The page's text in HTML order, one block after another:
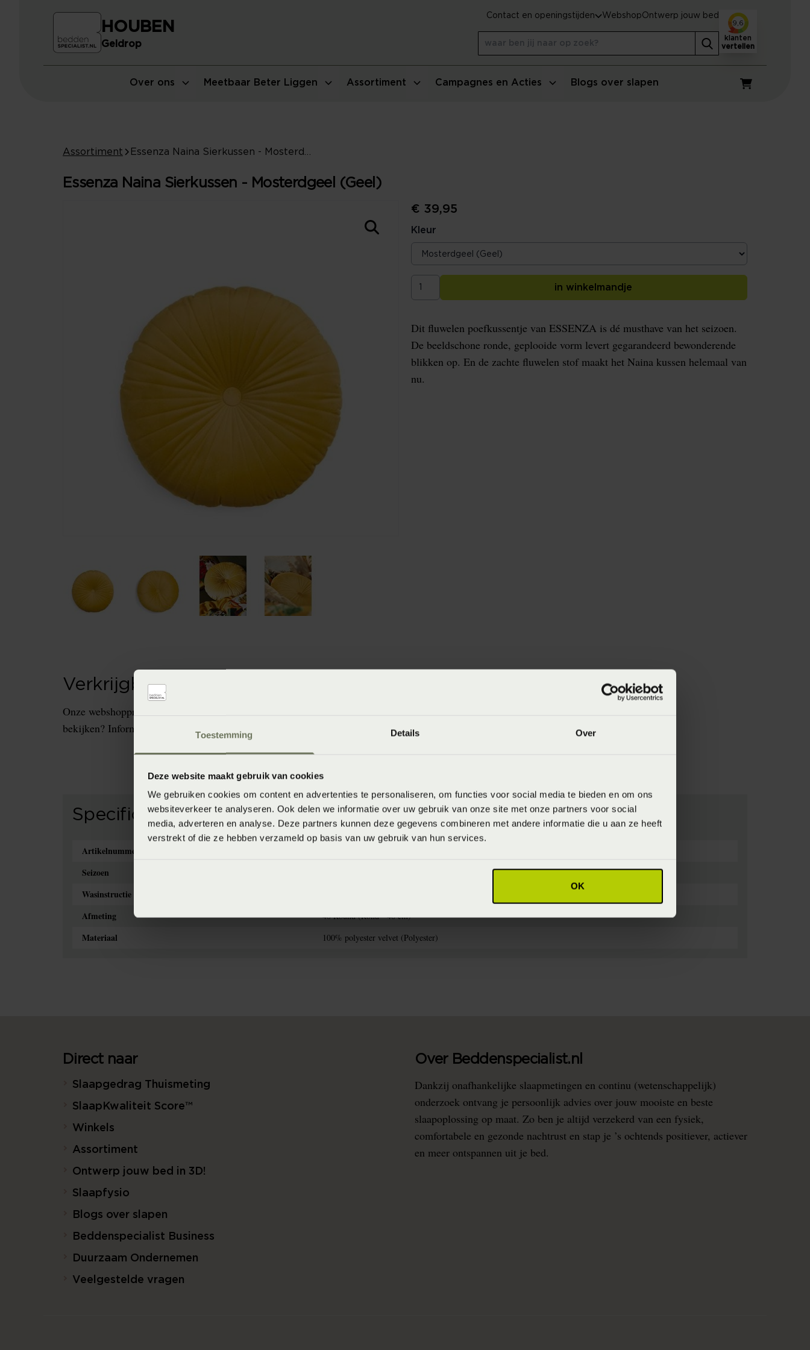
Toestemming Details Over
Deze website maakt gebruik van cookies
We gebruiken cookies om content en advertenties te personaliseren, om functies voor social media te bieden en om ons
websiteverkeer te analyseren. Ook delen we informatie over uw gebruik van onze site met onze partners voor social
media, adverteren en analyse. Deze partners kunnen deze gegevens combineren met andere informatie die u aan ze heeft
verstrekt of die ze hebben verzameld op basis van uw gebruik van hun services.
OK
Over ons Meetbaar Beter Liggen Assortiment Campagnes en Acties Blogs over slapen
Winkelwagen
HOUBEN
Geldrop
Contact en openingstijden WebshopOntwerp jouw bed
9,6
klanten
vertellen
Assortiment
Essenza Naina Sierkussen - Mosterdgeel (Geel)
€ 39,95
Kleur
in winkelmandje
Dit fluwelen poefkussentje van ESSENZA is dé musthave van het seizoen.
De beeldschone ronde, geplooide vorm levert gegarandeerd bewonderende
blikken op. En de zachte fluwelen stof maakt het Naina kussen helemaal van
nu.
Verkrijgbaarheid in de winkels
Onze webshopproducten zijn niet altijd verkrijgbaar in de winkel. Wil je het product in de winkel
bekijken? Informeer dan eerst naar de beschikbaarheid.
Specificaties
Artikelnummer
Seizoen
Wasinstructie
Afmeting 40 Round (Rond - 40 cm)
Materiaal 100% polyester velvet (Polyester)
Direct naar
Slaapgedrag Thuismeting
SlaapKwaliteit Score™
Winkels
Assortiment
Ontwerp jouw bed in 3D!
Slaapfysio
Blogs over slapen
Beddenspecialist Business
Duurzaam Ondernemen
Veelgestelde vragen
Over Beddenspecialist.nl
Dankzij onafhankelijke slaapmetingen en continu (wetenschappelijk)
onderzoek ontvang je persoonlijk advies over jouw mooiste en beste
slaapoplossing op maat. Zo ben je altijd verzekerd van een fysiek,
comfortabele en gezonde nachtrust en stap je ’s ochtends positiever, actiever
en meer ontspannen uit je bed.